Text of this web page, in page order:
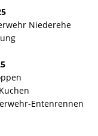
Niederehe
Entenrennen